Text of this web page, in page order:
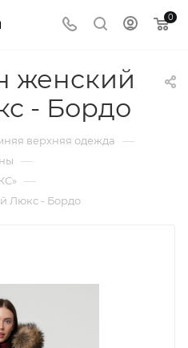
0
женский
- Бордо
верхняя одежда —
—
—
Люкс - Бордо